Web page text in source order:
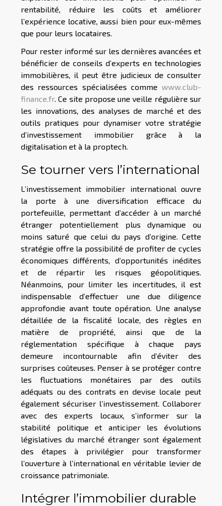
rentabilité, réduire les coûts et améliorer
l’expérience locative, aussi bien pour eux-mêmes
que pour leurs locataires.
Pour rester informé sur les dernières avancées et
bénéficier de conseils d’experts en technologies
immobilières, il peut être judicieux de consulter
des ressources spécialisées comme www.club-
finance.fr. Ce site propose une veille régulière sur
les innovations, des analyses de marché et des
outils pratiques pour dynamiser votre stratégie
d’investissement immobilier grâce à la
digitalisation et à la proptech.
Se tourner vers l’international
L’investissement immobilier international ouvre
la porte à une diversification efficace du
portefeuille, permettant d’accéder à un marché
étranger potentiellement plus dynamique ou
moins saturé que celui du pays d’origine. Cette
stratégie offre la possibilité de profiter de cycles
économiques différents, d’opportunités inédites
et de répartir les risques géopolitiques.
Néanmoins, pour limiter les incertitudes, il est
indispensable d’effectuer une due diligence
approfondie avant toute opération. Une analyse
détaillée de la fiscalité locale, des règles en
matière de propriété, ainsi que de la
réglementation spécifique à chaque pays
demeure incontournable afin d’éviter des
surprises coûteuses. Penser à se protéger contre
les fluctuations monétaires par des outils
adéquats ou des contrats en devise locale peut
également sécuriser l’investissement. Collaborer
avec des experts locaux, s’informer sur la
stabilité politique et anticiper les évolutions
législatives du marché étranger sont également
des étapes à privilégier pour transformer
l’ouverture à l’international en véritable levier de
croissance patrimoniale.
Intégrer l’immobilier durable